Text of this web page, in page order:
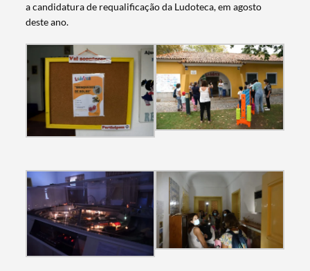
a candidatura de requalificação da Ludoteca, em agosto
deste ano.